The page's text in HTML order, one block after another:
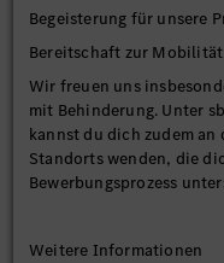
Begeisterung für unsere
Bereitschaft zur Mobilität
Wir freuen uns
mit Behinderung. Unter
kannst du dich zudem
Standorts wenden, die
Bewerbungsprozess
Weitere Informationen